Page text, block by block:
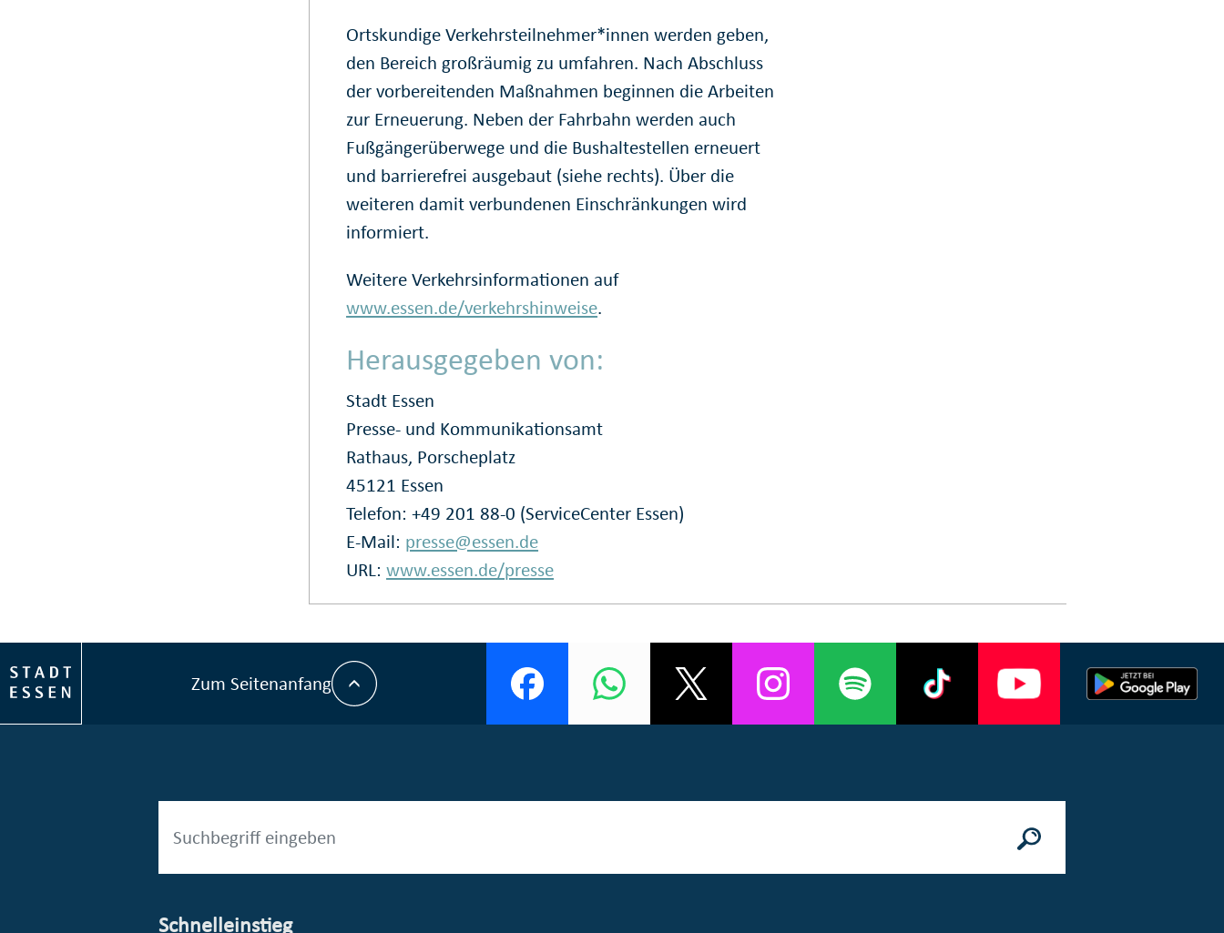
Ortskundige Verkehrsteilnehmer*innen werden geben,
den Bereich großräumig zu umfahren. Nach Abschluss
der vorbereitenden Maßnahmen beginnen die Arbeiten
zur Erneuerung. Neben der Fahrbahn werden auch
Fußgängerüberwege und die Bushaltestellen erneuert
und barrierefrei ausgebaut (siehe rechts). Über die
weiteren damit verbundenen Einschränkungen wird
informiert.
Weitere Verkehrsinformationen auf
www.essen.de/verkehrshinweise.
Herausgegeben von:
Stadt Essen
Presse- und Kommunikationsamt
Rathaus, Porscheplatz
45121 Essen
Telefon: +49 201 88-0 (ServiceCenter Essen)
E-Mail: presse@essen.de
URL:www.essen.de/presse
Zum Seitenanfang
Schnelleinstieg